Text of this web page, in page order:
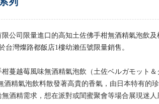
列
限公司限量進口的高知土佐佛手柑無酒精氣泡飲
台灣燦路都飯店1樓幼瀨伍號限量銷售。
蔓越莓風味無酒精氣泡飲（土佐ベルガモット＆
酒精氣泡飲料散發著高貴的香氣，由日本特有的
酒精需求，想在派對或閨蜜聚會等場合展現迷人